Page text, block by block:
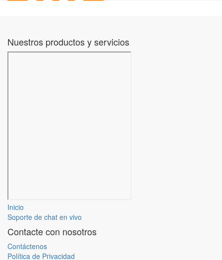
Nuestros productos y servicios
Inicio
Soporte de chat en vivo
Contacte con nosotros
Contáctenos
Política de Privacidad